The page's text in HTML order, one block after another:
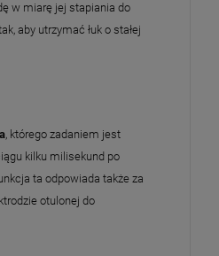
w miarę jej stapiania do
aby utrzymać łuk o stałej
, którego zadaniem jest
kilku milisekund po
ta odpowiada także za
otulonej do